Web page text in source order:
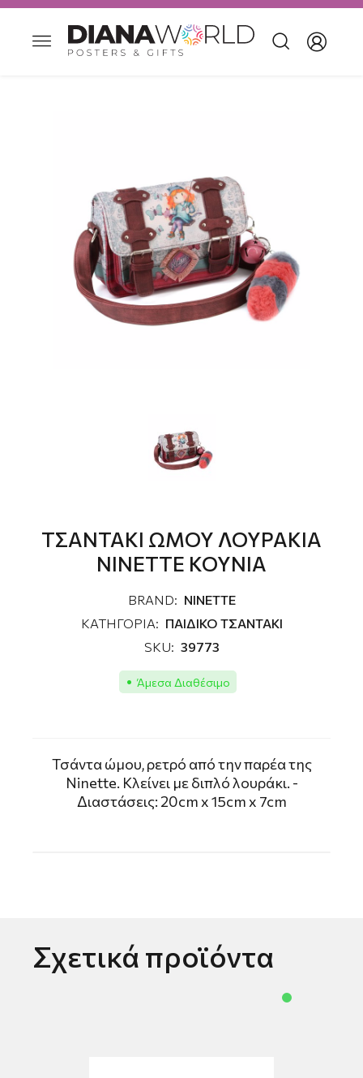
ΤΣΑΝΤΑΚΙ ΩΜΟΥ ΛΟΥΡΑΚΙΑ
NINETTE ΚΟΥΝΙΑ
BRAND: NINETTE
ΚΑΤΗΓΟΡΙΑ: ΠΑΙΔΙΚΟ ΤΣΑΝΤΑΚΙ
SKU: 39773
Άμεσα Διαθέσιμο
Τσάντα ώμου, ρετρό από την παρέα της
Ninette. Κλείνει με διπλό λουράκι. -
Διαστάσεις: 20cm x 15cm x 7cm
Σχετικά προϊόντα